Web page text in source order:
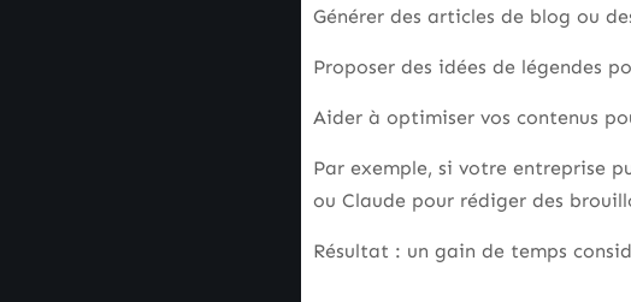
Générer des articles de blog ou
Proposer des idées de légendes
Aider à optimiser vos contenus
Par exemple, si votre entreprise
ou Claude pour rédiger des
Résultat : un gain de temps